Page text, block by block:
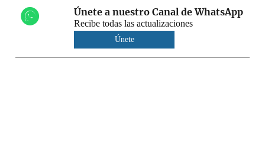
Únete a nuestro Canal de WhatsApp
Recibe todas las actualizaciones
Únete